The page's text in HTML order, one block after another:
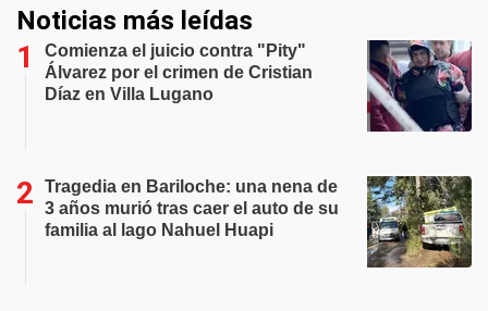
Noticias más leídas
Comienza el juicio contra "Pity"
Álvarez por el crimen de Cristian
Díaz en Villa Lugano
Tragedia en Bariloche: una nena de
3 años murió tras caer el auto de su
familia al lago Nahuel Huapi